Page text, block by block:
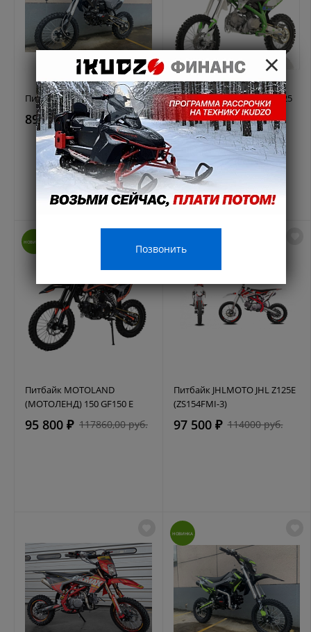
Питбайк BSE EXA SA 17/14
89 990 ₽ 109990 руб.
Питбайк Apollino AMX-F 125
89 990 ₽ 99990 руб.
НОВИНКА
Питбайк MOTOLAND
(МОТОЛЕНД) 150 GF150 E
95 800 ₽ 117860,00 руб.
Питбайк JHLMOTO JHL Z125E
(ZS154FMI-3)
97 500 ₽ 114000 руб.
НОВИНКА
×
Позвонить